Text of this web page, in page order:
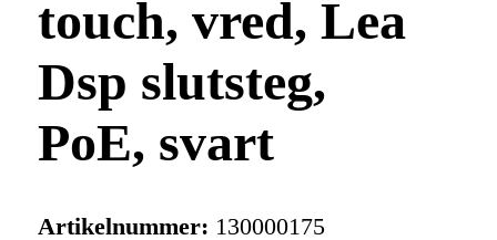
touch, vred, Lea
Dsp slutsteg,
PoE, svart
Artikelnummer: 130000175